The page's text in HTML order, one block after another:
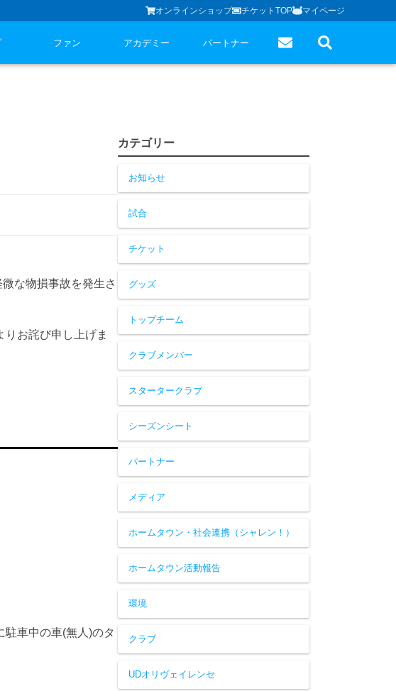
オンラインショップ チケットTOP マイページ
ファン アカデミー パートナー
な物損事故を発生さ
お詫び申し上げま
車中の車(無人)のタ
カテゴリー
お知らせ
試合
チケット
グッズ
トップチーム
クラブメンバー
スタータークラブ
シーズンシート
パートナー
メディア
ホームタウン・社会連携（シャレン！）
ホームタウン活動報告
環境
クラブ
UDオリヴェイレンセ